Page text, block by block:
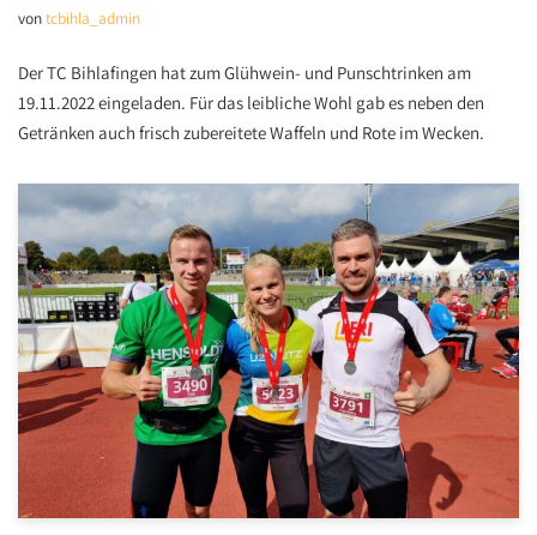
vontcbihla_admin
Der TC Bihlafingen hat zum Glühwein- und Punschtrinken am
19.11.2022 eingeladen. Für das leibliche Wohl gab es neben den
Getränken auch frisch zubereitete Waffeln und Rote im Wecken.